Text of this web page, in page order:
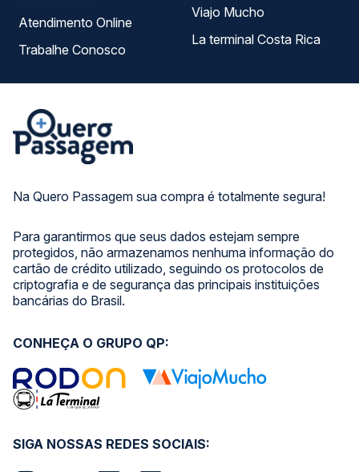
Na Quero Passagem sua compra é totalmente segura!
Para garantirmos que seus dados estejam sempre
protegidos, não armazenamos nenhuma informação do
cartão de crédito utilizado, seguindo os protocolos de
criptografia e de segurança das principais instituições
bancárias do Brasil.
Atendimento Online
Trabalhe Conosco
Viajo Mucho
La terminal Costa Rica
SIGA NOSSAS REDES SOCIAIS:
CONHEÇA O GRUPO QP: